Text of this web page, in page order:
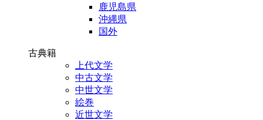
鹿児島県
沖縄県
国外
古典籍
上代文学
中古文学
中世文学
絵巻
近世文学